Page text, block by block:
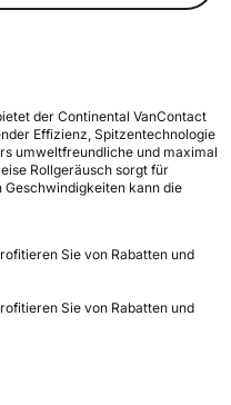
der Continental VanContact
Effizienz, Spitzentechnologie
umweltfreundliche und maximal
Rollgeräusch sorgt für
kann die
Sie von Rabatten und
Sie von Rabatten und